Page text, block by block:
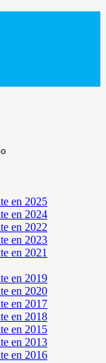
en 2025
en 2024
en 2022
en 2023
en 2021
en 2019
en 2020
en 2017
en 2018
en 2015
en 2013
en 2016